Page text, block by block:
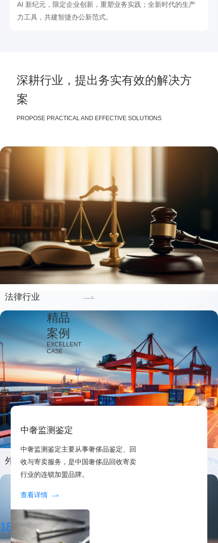
AI 新纪元，限定企业创新，重塑业务实践；全新时代的生产
力工具，共建智捷办公新范式。
深耕行业，提出务实有效的解决方
案
PROPOSE PRACTICAL AND EFFECTIVE SOLUTIONS
法律行业
外贸行业
精品
案例
EXCELLENT
CASE
招商加盟 企业服务 金融服务
中奢监测鉴定
中奢监测鉴定主要从事奢侈品鉴定、回
收与寄卖服务，是中国奢侈品回收寄卖
行业的连锁加盟品牌。
查看详情
1800+ 企业选择我们
ENTERPRISES CHOOSE US